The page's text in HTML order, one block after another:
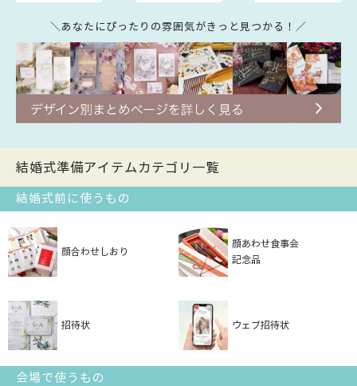
＼あなたにぴったりの雰囲気がきっと見つかる！／
結婚式準備アイテムカテゴリ一覧
結婚式前に使うもの
顔合わせしおり
顔あわせ食事会
記念品
招待状 ウェブ招待状
会場で使うもの